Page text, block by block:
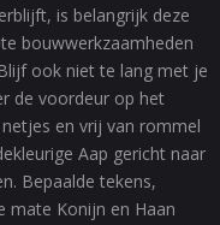
is belangrijk deze
bouwwerkzaamheden
ook niet te lang met je
de voordeur op het
en vrij van rommel
Aap gericht naar
Bepaalde tekens,
mate Konijn en Haan